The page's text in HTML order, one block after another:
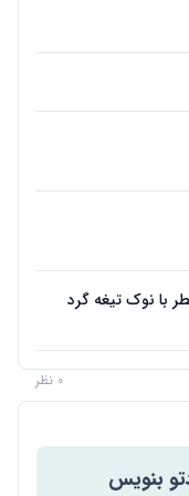
با نوک تیغه گرد
0 نظر
بنویس